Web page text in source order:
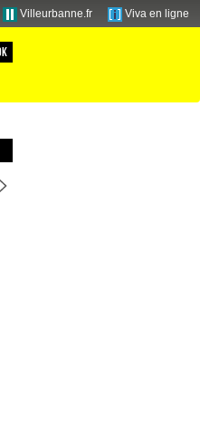
Villeurbanne.fr Viva en ligne